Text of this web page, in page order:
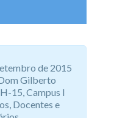
de 2015
Gilberto
15, Campus I
Docentes e